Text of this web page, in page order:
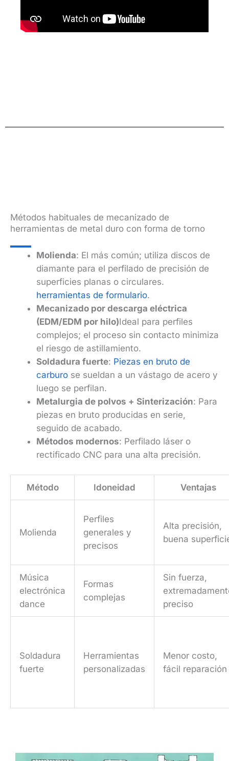
Métodos habituales de mecanizado de
herramientas de metal duro con forma de torno
Molienda: El más común; utiliza discos de
diamante para el perfilado de precisión de
superficies planas o circulares.
herramientas de formulario.
Mecanizado por descarga eléctrica
(EDM/EDM por hilo)Ideal para perfiles
complejos; el proceso sin contacto minimiza
el riesgo de astillamiento.
Soldadura fuerte: Piezas en bruto de
carburo se sueldan a un vástago de acero y
luego se perfilan.
Metalurgia de polvos + Sinterización: Para
piezas en bruto producidas en serie,
seguido de acabado.
Métodos modernos: Perfilado láser o
rectificado CNC para una alta precisión.
Método Idoneidad Ventajas
Molienda
Perfiles
generales y
precisos
Alta precisión,
buena
Música
electrónica
dance
Formas
complejas
Sin fuerza,
preciso
Soldadura
fuerte
Herramientas
personalizadas
Menor costo,
fácil reparación